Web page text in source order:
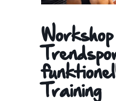
Workshop
Training